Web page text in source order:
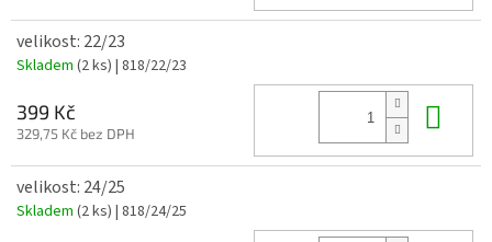
velikost: 22/23
Skladem (2 ks) | 818/22/23
399 Kč
329,75 Kč bez DPH
velikost: 24/25
Skladem (2 ks) | 818/24/25